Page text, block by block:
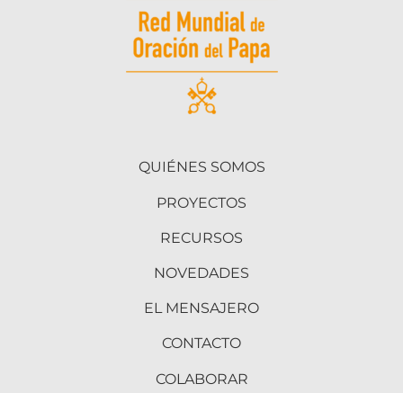
QUIÉNES SOMOS
PROYECTOS
RECURSOS
NOVEDADES
EL MENSAJERO
CONTACTO
COLABORAR